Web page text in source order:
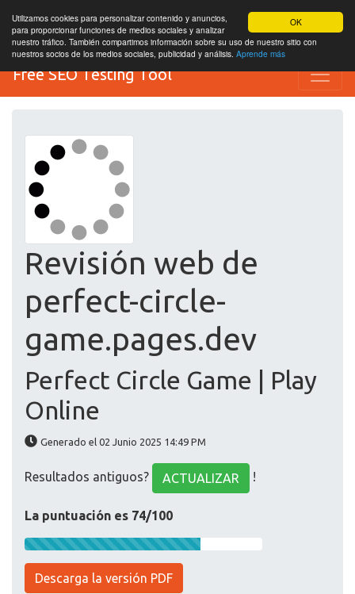
OK
Utilizamos cookies para personalizar contenido y anuncios,
para proporcionar funciones de medios sociales y analizar
nuestro tráfico. También compartimos información sobre su uso de nuestro sitio con
nuestros socios de los medios sociales, publicidad y análisis. Aprende más
Free SEO Testing Tool
Revisión web de
perfect-circle-
game.pages.dev
Perfect Circle Game | Play
Online
Generado el 02 Junio 2025 14:49 PM
Resultados antiguos? ACTUALIZAR !
La puntuación es 74/100
Descarga la versión PDF